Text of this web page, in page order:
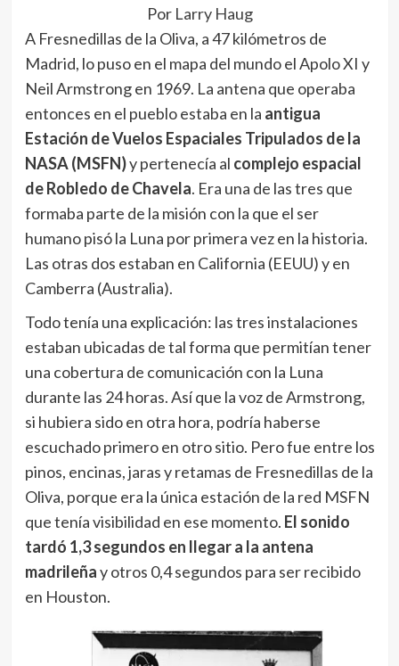
Por Larry Haug
A Fresnedillas de la Oliva, a 47 kilómetros de
Madrid, lo puso en el mapa del mundo el Apolo XI y
Neil Armstrong en 1969. La antena que operaba
entonces en el pueblo estaba en la antigua
Estación de Vuelos Espaciales Tripulados de la
NASA (MSFN)y pertenecía al complejo espacial
de Robledo de Chavela. Era una de las tres que
formaba parte de la misión con la que el ser
humano pisó la Luna por primera vez en la historia.
Las otras dos estaban en California (EEUU) y en
Camberra (Australia).
Todo tenía una explicación: las tres instalaciones
estaban ubicadas de tal forma que permitían tener
una cobertura de comunicación con la Luna
durante las 24 horas. Así que la voz de Armstrong,
si hubiera sido en otra hora, podría haberse
escuchado primero en otro sitio. Pero fue entre los
pinos, encinas, jaras y retamas de Fresnedillas de la
Oliva, porque era la única estación de la red MSFN
que tenía visibilidad en ese momento. El sonido
tardó 1,3 segundos en llegar a la antena
madrileñay otros 0,4 segundos para ser recibido
en Houston.